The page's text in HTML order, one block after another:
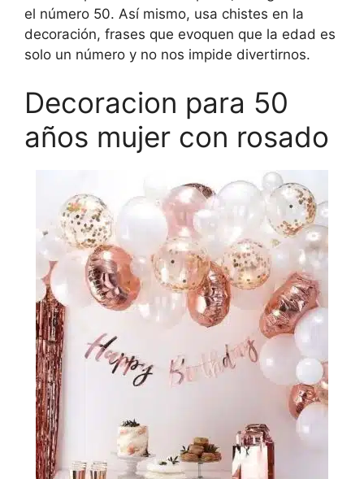
el número 50. Así mismo, usa chistes en la
decoración, frases que evoquen que la edad es
solo un número y no nos impide divertirnos.
Decoracion para 50
años mujer con rosado